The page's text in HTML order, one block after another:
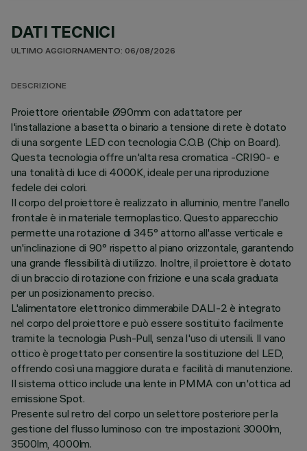
DATI TECNICI
ULTIMO AGGIORNAMENTO: 06/08/2026
DESCRIZIONE
Proiettore orientabile Ø90mm con adattatore per
l'installazione a basetta o binario a tensione di rete è dotato
di una sorgente LED con tecnologia C.O.B (Chip on Board).
Questa tecnologia offre un'alta resa cromatica -CRI90- e
una tonalità di luce di 4000K, ideale per una riproduzione
fedele dei colori.
Il corpo del proiettore è realizzato in alluminio, mentre l'anello
frontale è in materiale termoplastico. Questo apparecchio
permette una rotazione di 345° attorno all'asse verticale e
un'inclinazione di 90° rispetto al piano orizzontale, garantendo
una grande flessibilità di utilizzo. Inoltre, il proiettore è dotato
di un braccio di rotazione con frizione e una scala graduata
per un posizionamento preciso.
L'alimentatore elettronico dimmerabile DALI-2 è integrato
nel corpo del proiettore e può essere sostituito facilmente
tramite la tecnologia Push-Pull, senza l'uso di utensili. Il vano
ottico è progettato per consentire la sostituzione del LED,
offrendo così una maggiore durata e facilità di manutenzione.
Il sistema ottico include una lente in PMMA con un'ottica ad
emissione Spot.
Presente sul retro del corpo un selettore posteriore per la
gestione del flusso luminoso con tre impostazioni: 3000lm,
3500lm, 4000lm.